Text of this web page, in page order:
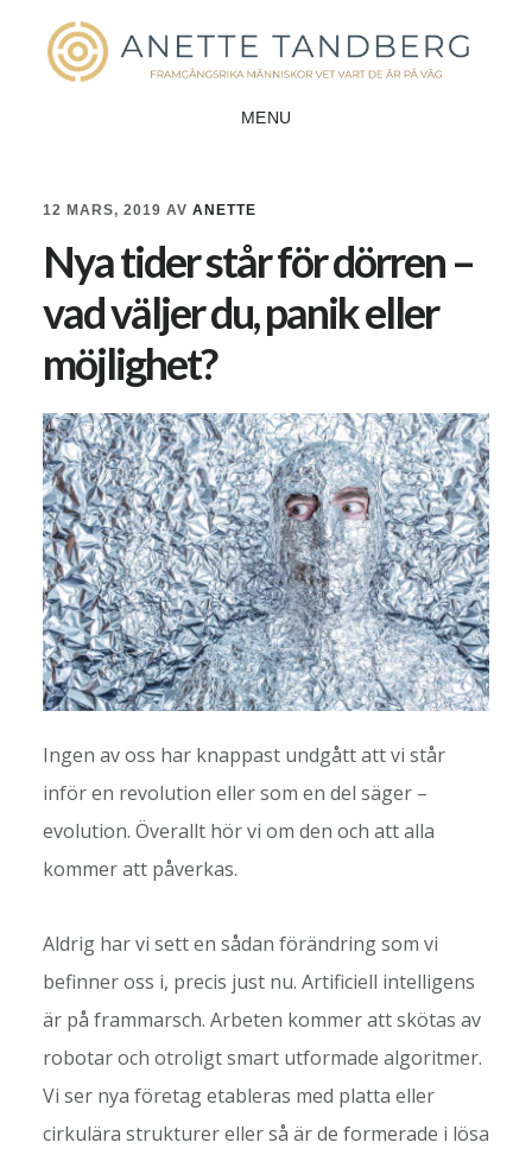
MENU
12 MARS, 2019 AV ANETTE
Nya tider står för dörren –
vad väljer du, panik eller
möjlighet?
Ingen av oss har knappast undgått att vi står
inför en revolution eller som en del säger –
evolution. Överallt hör vi om den och att alla
kommer att påverkas.
Aldrig har vi sett en sådan förändring som vi
befinner oss i, precis just nu. Artificiell intelligens
är på frammarsch. Arbeten kommer att skötas av
robotar och otroligt smart utformade algoritmer.
Vi ser nya företag etableras med platta eller
cirkulära strukturer eller så är de formerade i lösa